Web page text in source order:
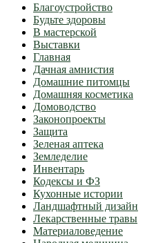
Благоустройство
Будьте здоровы
В мастерской
Выставки
Главная
Дачная амнистия
Домашние питомцы
Домашняя косметика
Домоводство
Законопроекты
Защита
Зеленая аптека
Земледелие
Инвентарь
Кодексы и ФЗ
Кухонные истории
Ландшафтный дизайн
Лекарственные травы
Материаловедение